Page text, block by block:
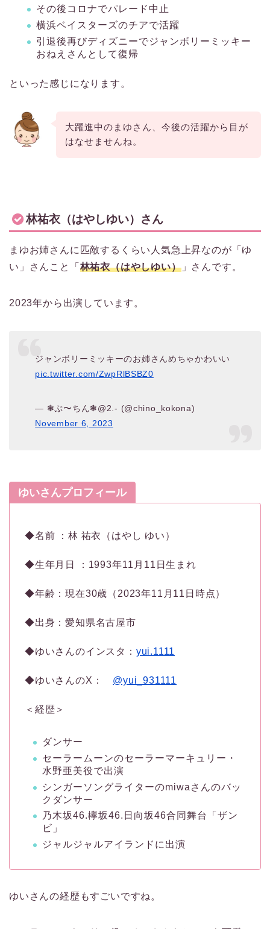
その後コロナでパレード中止
横浜ベイスターズのチアで活躍
引退後再びディズニーでジャンボリーミッキー
おねえさんとして復帰
といった感じになります。
大躍進中のまゆさん、今後の活躍から目が
はなせませんね。
林祐衣（はやしゆい）さん
まゆお姉さんに匹敵するくらい人気急上昇なのが「ゆ
い」さんこと「 林祐衣（はやしゆい）」さんです。
2023年から出演しています。
ジャンボリーミッキーのお姉さんめちゃかわいい
pic.twitter.com/ZwpRlBSBZ0
— ❃ぷ〜ちん❃@2.- (@chino_kokona)
November 6, 2023
ゆいさんプロフィール
◆名前 ：林 祐衣（はやし ゆい）
◆生年月日 ：1993年11月11日生まれ
◆年齢：現在30歳（2023年11月11日時点）
◆出身：愛知県名古屋市
◆ゆいさんのインスタ： yui.1111
◆ゆいさんのX： @yui_931111
＜経歴＞
ダンサー
セーラームーンのセーラーマーキュリー・
水野亜美役で出演
シンガーソングライターのmiwaさんのバッ
クダンサー
乃木坂46.欅坂46.日向坂46合同舞台「ザン
ビ」
ジャルジャルアイランドに出演
ゆいさんの経歴もすごいですね。